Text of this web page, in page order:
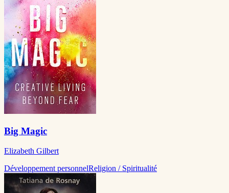
Big Magic
Elizabeth Gilbert
Développement personnelReligion / Spiritualité